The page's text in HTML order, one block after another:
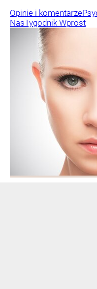
Opinie i komentarze
NasTygodnik Wprost